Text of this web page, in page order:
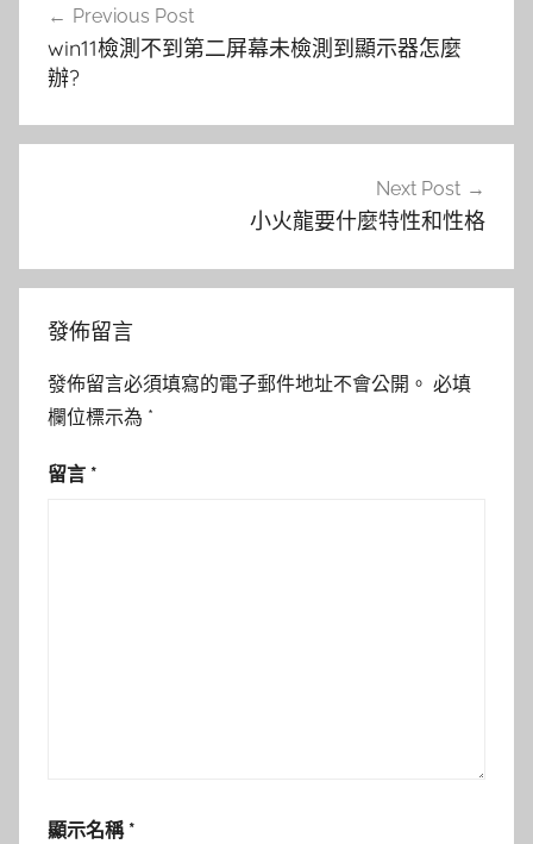
導
覽
Previous Post
win11檢測不到第二屏幕未檢測到顯示器怎麼
辦?
Next Post
小火龍要什麼特性和性格
發佈留言
發佈留言必須填寫的電子郵件地址不會公開。 必填
欄位標示為 *
留言 *
顯示名稱 *